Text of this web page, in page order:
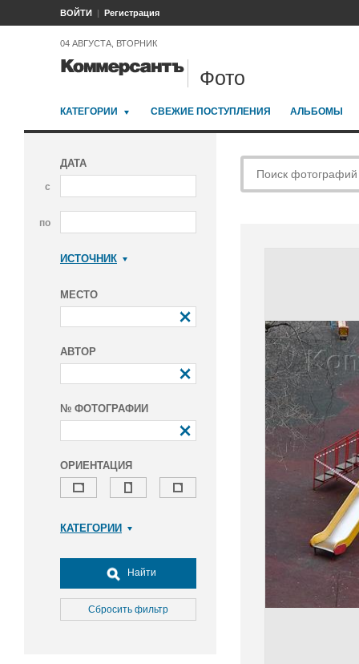
ВОЙТИ Регистрация
04 АВГУСТА, ВТОРНИК
Фото
КАТЕГОРИИ СВЕЖИЕ ПОСТУПЛЕНИЯ АЛЬБОМЫ
ДАТА
с
по
ИСТОЧНИК
МЕСТО
АВТОР
№ ФОТОГРАФИИ
ОРИЕНТАЦИЯ
КАТЕГОРИИ
Досуг, туризм и отдых
Культура
Медицина
Найти
Сбросить фильтр